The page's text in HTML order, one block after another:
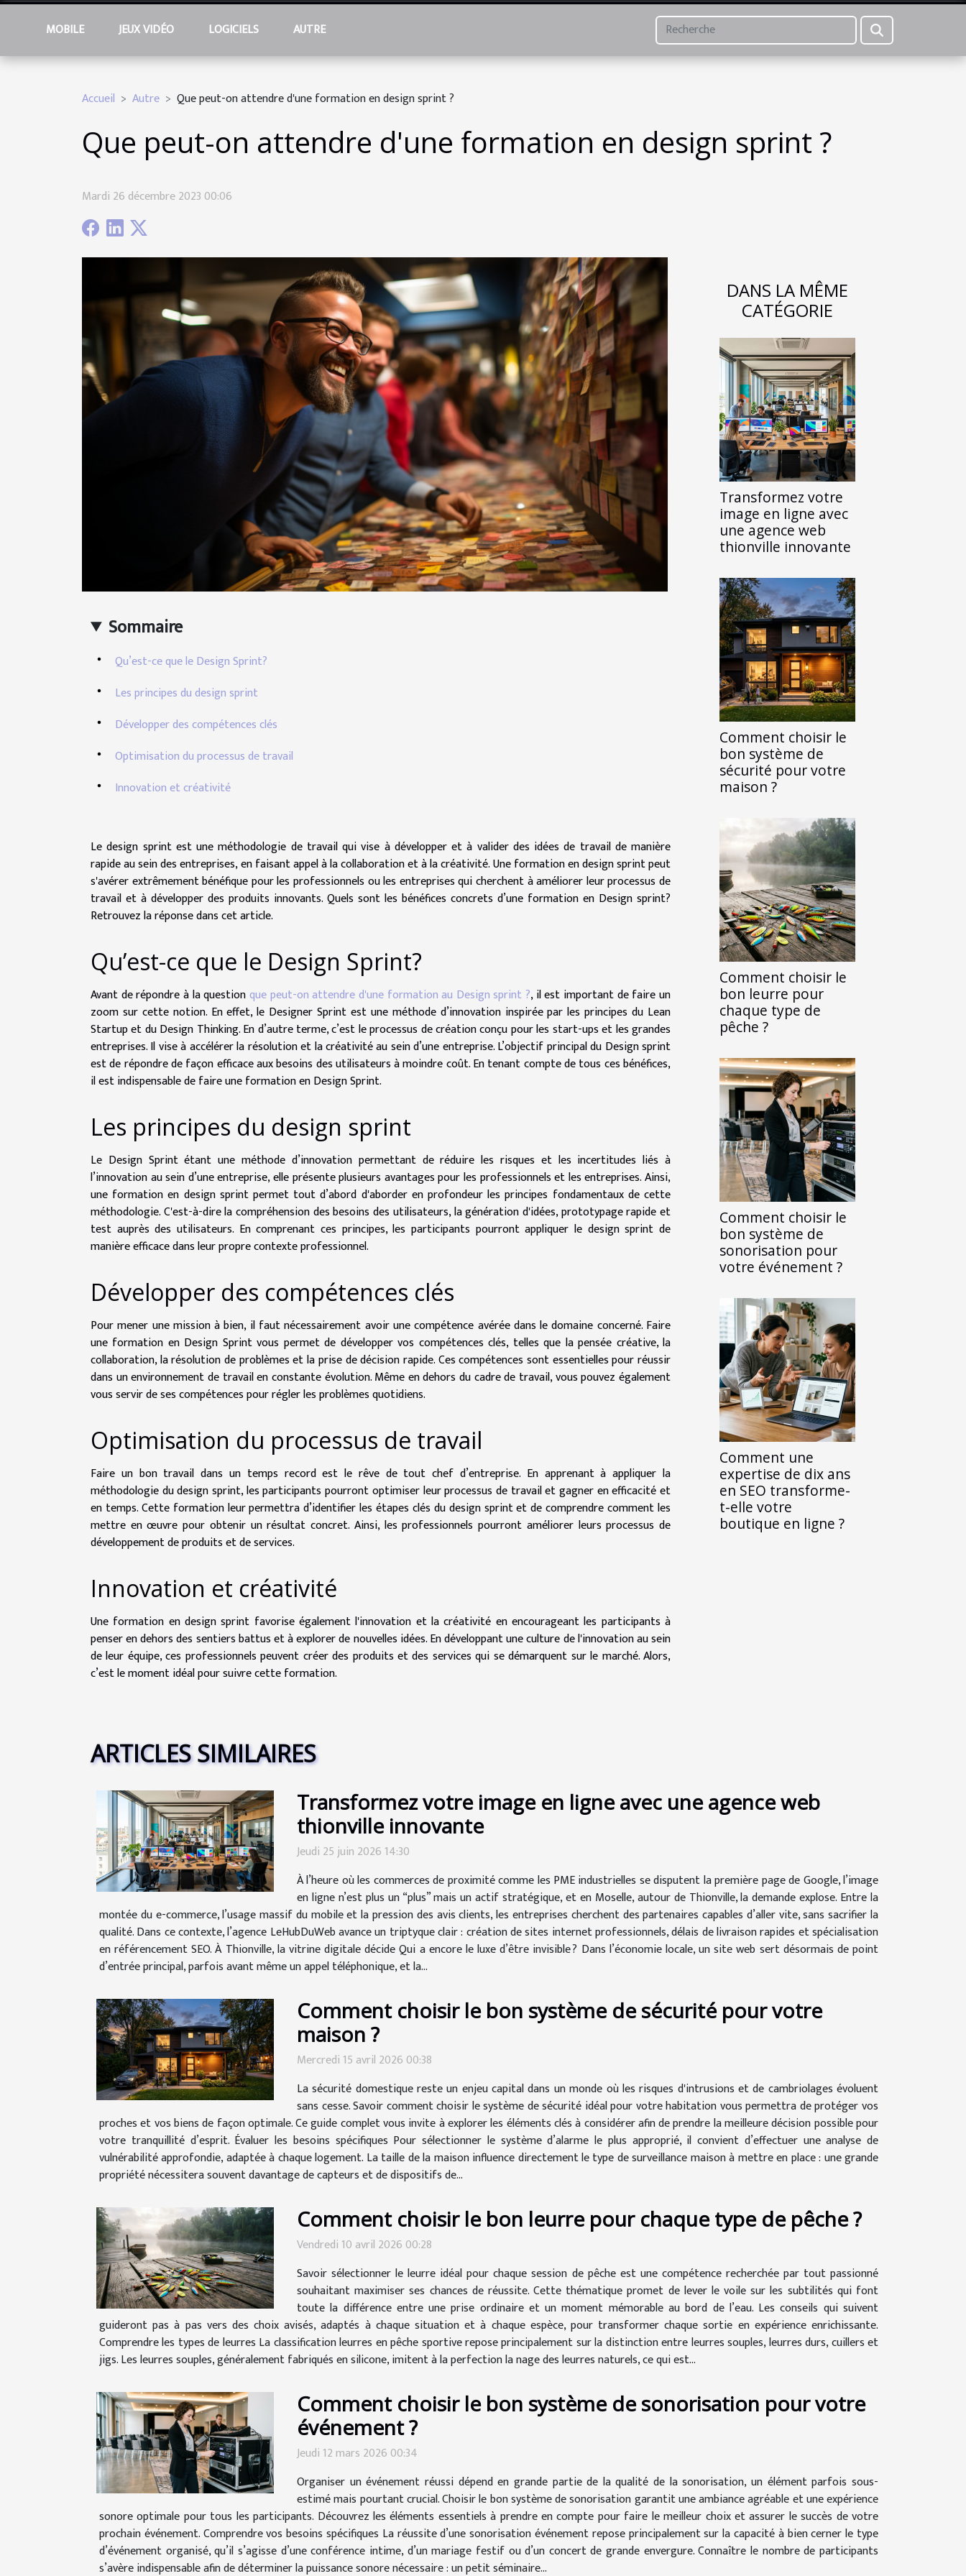
MOBILE JEUX VIDÉO LOGICIELS AUTRE
Accueil Autre Que peut-on attendre d'une formation en design sprint ?
Que peut-on attendre d'une formation en design sprint ?
Mardi 26 décembre 2023 00:06
Sommaire
Qu’est-ce que le Design Sprint?
Les principes du design sprint
Développer des compétences clés
Optimisation du processus de travail
Innovation et créativité
Le design sprint est une méthodologie de travail qui vise à développer et à valider des idées de travail de manière
rapide au sein des entreprises, en faisant appel à la collaboration et à la créativité. Une formation en design sprint peut
s'avérer extrêmement bénéfique pour les professionnels ou les entreprises qui cherchent à améliorer leur processus de
travail et à développer des produits innovants. Quels sont les bénéfices concrets d’une formation en Design sprint?
Retrouvez la réponse dans cet article.
Qu’est-ce que le Design Sprint?
Avant de répondre à la questionque peut-on attendre d'une formation au Design sprint ?, il est important de faire un
zoom sur cette notion. En effet, le Designer Sprint est une méthode d’innovation inspirée par les principes du Lean
Startup et du Design Thinking. En d’autre terme, c’est le processus de création conçu pour les start-ups et les grandes
entreprises. Il vise à accélérer la résolution et la créativité au sein d’une entreprise. L’objectif principal du Design sprint
est de répondre de façon efficace aux besoins des utilisateurs à moindre coût. En tenant compte de tous ces bénéfices,
il est indispensable de faire une formation en Design Sprint.
Les principes du design sprint
Le Design Sprint étant une méthode d’innovation permettant de réduire les risques et les incertitudes liés à
l’innovation au sein d’une entreprise, elle présente plusieurs avantages pour les professionnels et les entreprises. Ainsi,
une formation en design sprint permet tout d’abord d'aborder en profondeur les principes fondamentaux de cette
méthodologie. C'est-à-dire la compréhension des besoins des utilisateurs, la génération d'idées, prototypage rapide et
test auprès des utilisateurs. En comprenant ces principes, les participants pourront appliquer le design sprint de
manière efficace dans leur propre contexte professionnel.
Développer des compétences clés
Pour mener une mission à bien, il faut nécessairement avoir une compétence avérée dans le domaine concerné. Faire
une formation en Design Sprint vous permet de développer vos compétences clés, telles que la pensée créative, la
collaboration, la résolution de problèmes et la prise de décision rapide. Ces compétences sont essentielles pour réussir
dans un environnement de travail en constante évolution. Même en dehors du cadre de travail, vous pouvez également
vous servir de ses compétences pour régler les problèmes quotidiens.
Optimisation du processus de travail
Faire un bon travail dans un temps record est le rêve de tout chef d’entreprise. En apprenant à appliquer la
méthodologie du design sprint, les participants pourront optimiser leur processus de travail et gagner en efficacité et
en temps. Cette formation leur permettra d’identifier les étapes clés du design sprint et de comprendre comment les
mettre en œuvre pour obtenir un résultat concret. Ainsi, les professionnels pourront améliorer leurs processus de
développement de produits et de services.
Innovation et créativité
Une formation en design sprint favorise également l'innovation et la créativité en encourageant les participants à
penser en dehors des sentiers battus et à explorer de nouvelles idées. En développant une culture de l'innovation au sein
de leur équipe, ces professionnels peuvent créer des produits et des services qui se démarquent sur le marché. Alors,
c’est le moment idéal pour suivre cette formation.
DANS LA MÊME
CATÉGORIE
Transformez votre
image en ligne avec
une agence web
thionville innovante
Comment choisir le
bon système de
sécurité pour votre
maison ?
Comment choisir le
bon leurre pour
chaque type de
pêche ?
Comment choisir le
bon système de
sonorisation pour
votre événement ?
Comment une
expertise de dix ans
en SEO transforme-
t-elle votre
boutique en ligne ?
ARTICLES SIMILAIRES
Transformez votre image en ligne avec une agence web
thionville innovante
Jeudi 25 juin 2026 14:30
À l’heure où les commerces de proximité comme les PME industrielles se disputent la première page de Google, l’image
en ligne n’est plus un “plus” mais un actif stratégique, et en Moselle, autour de Thionville, la demande explose. Entre la
montée du e-commerce, l’usage massif du mobile et la pression des avis clients, les entreprises cherchent des partenaires capables d’aller vite, sans sacrifier la
qualité. Dans ce contexte, l’agence LeHubDuWeb avance un triptyque clair : création de sites internet professionnels, délais de livraison rapides et spécialisation
en référencement SEO. À Thionville, la vitrine digitale décide Qui a encore le luxe d’être invisible ? Dans l’économie locale, un site web sert désormais de point
d’entrée principal, parfois avant même un appel téléphonique, et la...
Comment choisir le bon système de sécurité pour votre
maison ?
Mercredi 15 avril 2026 00:38
La sécurité domestique reste un enjeu capital dans un monde où les risques d'intrusions et de cambriolages évoluent
sans cesse. Savoir comment choisir le système de sécurité idéal pour votre habitation vous permettra de protéger vos
proches et vos biens de façon optimale. Ce guide complet vous invite à explorer les éléments clés à considérer afin de prendre la meilleure décision possible pour
votre tranquillité d’esprit. Évaluer les besoins spécifiques Pour sélectionner le système d’alarme le plus approprié, il convient d’effectuer une analyse de
vulnérabilité approfondie, adaptée à chaque logement. La taille de la maison influence directement le type de surveillance maison à mettre en place : une grande
propriété nécessitera souvent davantage de capteurs et de dispositifs de...
Comment choisir le bon leurre pour chaque type de pêche ?
Vendredi 10 avril 2026 00:28
Savoir sélectionner le leurre idéal pour chaque session de pêche est une compétence recherchée par tout passionné
souhaitant maximiser ses chances de réussite. Cette thématique promet de lever le voile sur les subtilités qui font
toute la différence entre une prise ordinaire et un moment mémorable au bord de l’eau. Les conseils qui suivent
guideront pas à pas vers des choix avisés, adaptés à chaque situation et à chaque espèce, pour transformer chaque sortie en expérience enrichissante.
Comprendre les types de leurres La classification leurres en pêche sportive repose principalement sur la distinction entre leurres souples, leurres durs, cuillers et
jigs. Les leurres souples, généralement fabriqués en silicone, imitent à la perfection la nage des leurres naturels, ce qui est...
Comment choisir le bon système de sonorisation pour votre
événement ?
Jeudi 12 mars 2026 00:34
Organiser un événement réussi dépend en grande partie de la qualité de la sonorisation, un élément parfois sous-
estimé mais pourtant crucial. Choisir le bon système de sonorisation garantit une ambiance agréable et une expérience
sonore optimale pour tous les participants. Découvrez les éléments essentiels à prendre en compte pour faire le meilleur choix et assurer le succès de votre
prochain événement. Comprendre vos besoins spécifiques La réussite d’une sonorisation événement repose principalement sur la capacité à bien cerner le type
d’événement organisé, qu’il s’agisse d’une conférence intime, d’un mariage festif ou d’un concert de grande envergure. Connaître le nombre de participants
s’avère indispensable afin de déterminer la puissance sonore nécessaire : un petit séminaire...